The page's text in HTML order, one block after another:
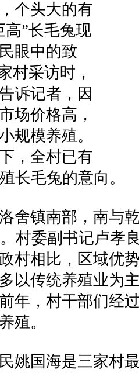
个头大的有
高”长毛兔现
眼中的致
村采访时，
诉记者，因
场价格高，
规模养殖。
，全村已有
长毛兔的意向。
镇南部，南与乾
村委副书记卢孝
村相比，区域优
以传统养殖业为
年，村干部们经
殖。
国海是三家村最